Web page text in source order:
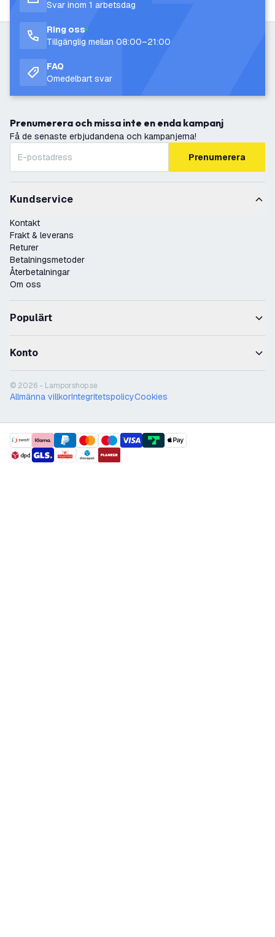
Svar inom 1 arbetsdag
Ring oss
Tillgänglig mellan 08:00–21:00
FAQ
Omedelbart svar
Prenumerera och missa inte en enda kampanj
Få de senaste erbjudandena och kampanjerna!
Prenumerera
Kundservice
Kontakt
Frakt & leverans
Returer
Betalningsmetoder
Återbetalningar
Om oss
Populärt
Konto
© 2026 - Lamporshop.se
Allmänna villkorIntegritetspolicyCookies
payment methods
shipment methods